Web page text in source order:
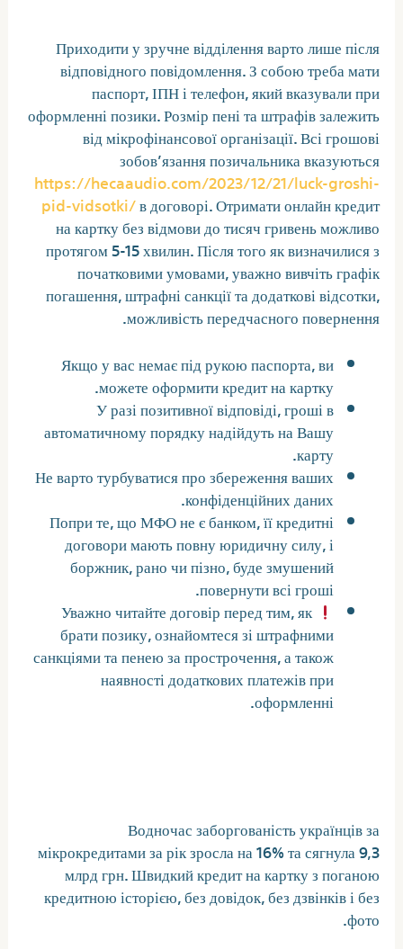
Приходити у зручне відділення варто лише після
відповідного повідомлення. З собою треба мати
паспорт, ІПН і телефон, який вказували при
оформленні позики. Розмір пені та штрафів залежить
від мікрофінансової організації. Всі грошові
зобов’язання позичальника вказуються
https://hecaaudio.com/2023/12/21/luck-groshi-
pid-vidsotki/в договорі. Отримати онлайн кредит
на картку без відмови до тисяч гривень можливо
протягом 5-15 хвилин. Після того як визначилися з
початковими умовами, уважно вивчіть графік
погашення, штрафні санкції та додаткові відсотки,
можливість передчасного повернення.
Якщо у вас немає під рукою паспорта, ви
можете оформити кредит на картку.
У разі позитивної відповіді, гроші в
автоматичному порядку надійдуть на Вашу
карту.
Не варто турбуватися про збереження ваших
конфіденційних даних.
Попри те, що МФО не є банком, її кредитні
договори мають повну юридичну силу, і
боржник, рано чи пізно, буде змушений
повернути всі гроші.
Уважно читайте договір перед тим, як
брати позику, ознайомтеся зі штрафними
санкціями та пенею за прострочення, а також
наявності додаткових платежів при
оформленні.
Водночас заборгованість українців за
мікрокредитами за рік зросла на 16% та сягнула 9,3
млрд грн. Швидкий кредит на картку з поганою
кредитною історією, без довідок, без дзвінків і без
фото.